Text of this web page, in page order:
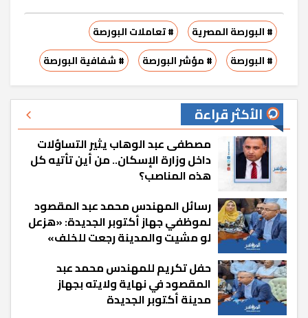
# البورصة المصرية
# تعاملات البورصة
# البورصة
# مؤشر البورصة # شفافية البورصة
الأكثر قراءة
مصطفى عبد الوهاب يثير التساؤلات
داخل وزارة الإسكان.. من أين تأتيه كل
هذه المناصب؟
رسائل المهندس محمد عبد المقصود
لموظفي جهاز أكتوبر الجديدة: «هزعل
لو مشيت والمدينة رجعت للخلف»
حفل تكريم للمهندس محمد عبد
المقصود في نهاية ولايته بجهاز
مدينة أكتوبر الجديدة